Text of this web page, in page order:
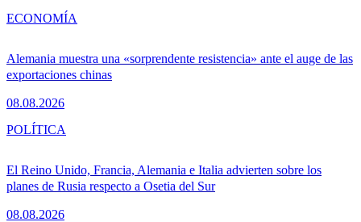
Alemania muestra una «sorprendente resistencia» ante el auge de las
exportaciones chinas
08.08.2026
ECONOMÍA
El Reino Unido, Francia, Alemania e Italia advierten sobre los
planes de Rusia respecto a Osetia del Sur
08.08.2026
POLÍTICA